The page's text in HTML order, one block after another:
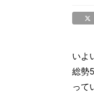
いよ
総勢
って